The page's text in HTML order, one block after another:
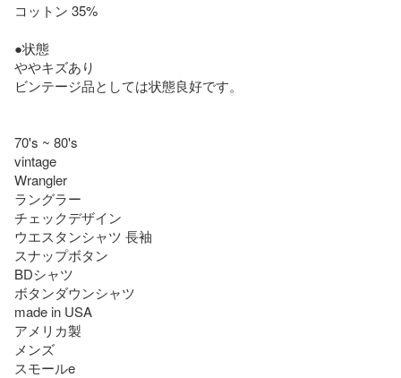
コットン 35%
●状態
ややキズあり
ビンテージ品としては状態良好です。
70's ~ 80's
vintage
Wrangler
ラングラー
チェックデザイン
ウエスタンシャツ 長袖
スナップボタン
BDシャツ
ボタンダウンシャツ
made in USA
アメリカ製
メンズ
スモールe